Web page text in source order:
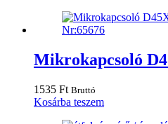
Mikrokapcsoló
1535 Ft Bruttó
Kosárba teszem